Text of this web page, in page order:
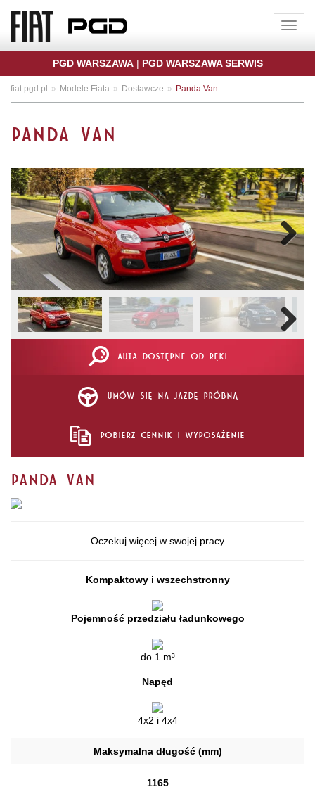
Toggle
PGD WARSZAWA| PGD WARSZAWA SERWIS
fiat.pgd.pl Modele Fiata Dostawcze Panda Van
PANDA VAN
AUTA DOSTĘPNE OD RĘKI
UMÓW SIĘ NA JAZDĘ PRÓBNĄ
POBIERZ CENNIK I WYPOSAŻENIE
Panda Van
Oczekuj więcej w swojej pracy
Kompaktowy i wszechstronny
Pojemność przedziału ładunkowego
do 1 m³
Napęd
4x2 i 4x4
Maksymalna długość (mm)
1165